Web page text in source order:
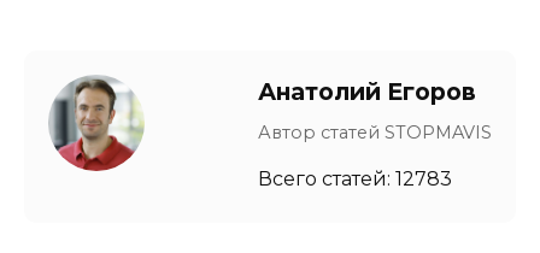
Анатолий Егоров
Автор статей STOPMAVIS
Всего статей: 12783